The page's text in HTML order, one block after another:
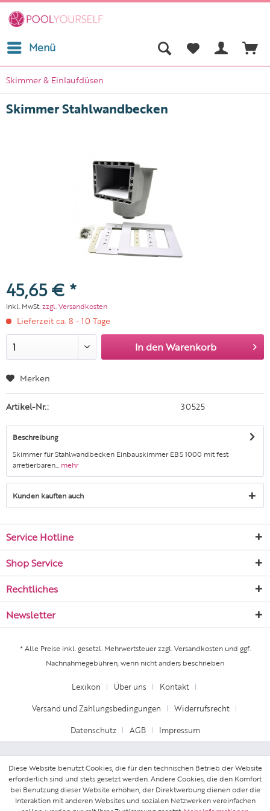
Menü
Skimmer & Einlaufdüsen
Skimmer Stahlwandbecken
45,65 € *
inkl. MwSt. zzgl. Versandkosten
Lieferzeit ca. 8 - 10 Tage
In den Warenkorb
Merken
Artikel-Nr.: 30525
Beschreibung
Skimmer für Stahlwandbecken Einbauskimmer EBS 1000 mit fest
arretierbaren...
mehr
Kunden kauften auch
Service Hotline
Shop Service
Rechtliches
Newsletter
* Alle Preise inkl. gesetzl. Mehrwertsteuer zzgl.Versandkostenund ggf.
Nachnahmegebühren, wenn nicht anders beschrieben
Lexikon Über uns Kontakt
Versand und Zahlungsbedingungen Widerrufsrecht
Datenschutz AGB Impressum
Diese Website benutzt Cookies, die für den technischen Betrieb der Website
erforderlich sind und stets gesetzt werden. Andere Cookies, die den Komfort
bei Benutzung dieser Website erhöhen, der Direktwerbung dienen oder die
Interaktion mit anderen Websites und sozialen Netzwerken vereinfachen